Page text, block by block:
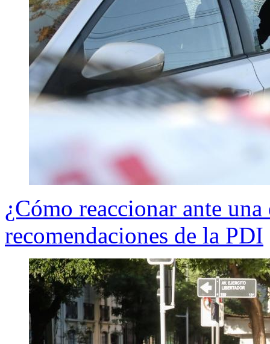
¿Cómo reaccionar ante una
recomendaciones de la PDI